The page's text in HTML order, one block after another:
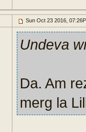
Sun Oct 23 2016,
Undeva
Da. Am
merg la